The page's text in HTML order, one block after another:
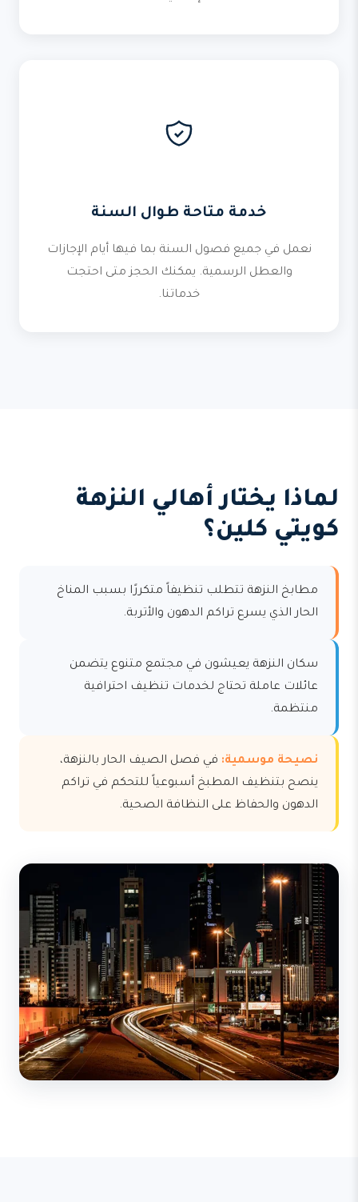
خدمة متاحة طوال السنة
نعمل في جميع فصول السنة بما فيها أيام الإجازات
والعطل الرسمية. يمكنك الحجز متى احتجت
خدماتنا.
لماذا يختار أهالي النزهة
كويتي كلين؟
مطابخ النزهة تتطلب تنظيفاً متكررًا بسبب المناخ
الحار الذي يسرع تراكم الدهون والأتربة.
سكان النزهة يعيشون في مجتمع متنوع يتضمن
عائلات عاملة تحتاج لخدمات تنظيف احترافية
منتظمة.
نصيحة موسمية: في فصل الصيف الحار بالنزهة،
ينصح بتنظيف المطبخ أسبوعياً للتحكم في تراكم
الدهون والحفاظ على النظافة الصحية.